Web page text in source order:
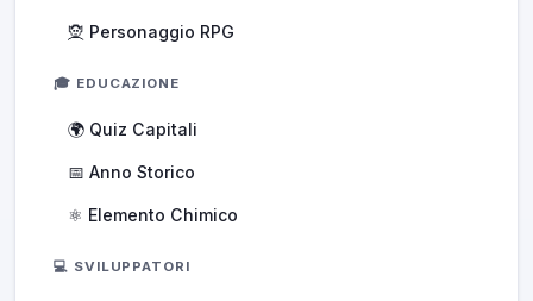
🧝 Personaggio RPG
🎓 EDUCAZIONE
🌍 Quiz Capitali
📅 Anno Storico
⚛️ Elemento Chimico
💻 SVILUPPATORI